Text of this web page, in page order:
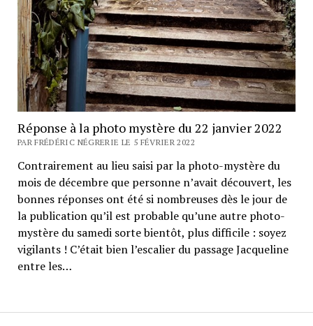
Réponse à la photo mystère du 22 janvier 2022
PAR FRÉDÉRIC NÉGRERIE LE 5 FÉVRIER 2022
Contrairement au lieu saisi par la photo-mystère du
mois de décembre que personne n’avait découvert, les
bonnes réponses ont été si nombreuses dès le jour de
la publication qu’il est probable qu’une autre photo-
mystère du samedi sorte bientôt, plus difficile : soyez
vigilants ! C’était bien l’escalier du passage Jacqueline
entre les…